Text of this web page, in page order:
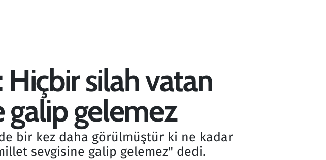
Hiçbir silah vatan
galip gelemez
bir kez daha görülmüştür ki ne kadar
sevgisine galip gelemez" dedi.